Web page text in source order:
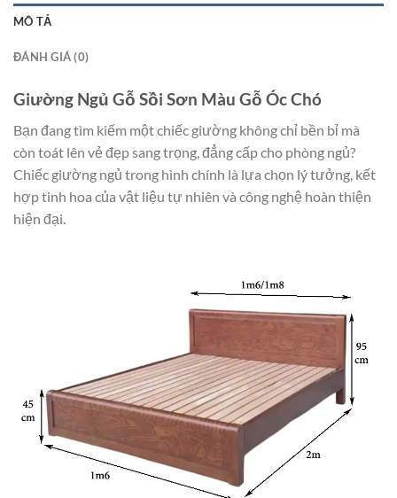
MÔ TẢ
ĐÁNH GIÁ (0)
Giường Ngủ Gỗ Sồi Sơn Màu Gỗ Óc Chó
Bạn đang tìm kiếm một chiếc giường không chỉ bền bỉ mà
còn toát lên vẻ đẹp sang trọng, đẳng cấp cho phòng ngủ?
Chiếc giường ngủ trong hình chính là lựa chọn lý tưởng, kết
hợp tinh hoa của vật liệu tự nhiên và công nghệ hoàn thiện
hiện đại.